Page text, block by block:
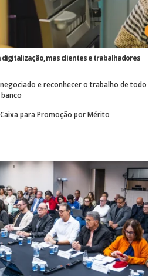
digitalização, mas clientes e trabalhadores
e reconhecer o trabalho de todo
para Promoção por Mérito